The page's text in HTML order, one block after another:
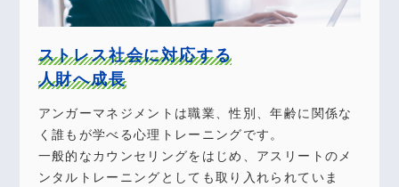
ストレス社会に対応する
人財へ成長
アンガーマネジメントは職業、性別、年齢に関係な
く誰もが学べる心理トレーニングです。
一般的なカウンセリングをはじめ、アスリートのメ
ンタルトレーニングとしても取り入れられていま